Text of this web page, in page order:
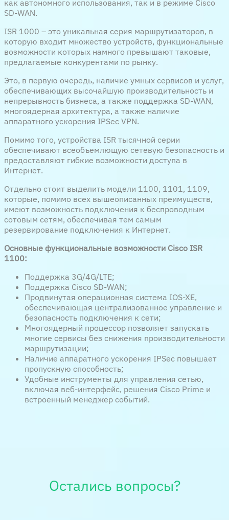
как автономного использования, так и в режиме Cisco
SD-WAN.
ISR 1000 – это уникальная серия маршрутизаторов, в
которую входит множество устройств, функциональные
возможности которых намного превышают таковые,
предлагаемые конкурентами по рынку.
Это, в первую очередь, наличие умных сервисов и услуг,
обеспечивающих высочайшую производительность и
непрерывность бизнеса, а также поддержка SD-WAN,
многоядерная архитектура, а также наличие
аппаратного ускорения IPSec VPN.
Помимо того, устройства ISR тысячной серии
обеспечивают всеобъемлющую сетевую безопасность и
предоставляют гибкие возможности доступа в
Интернет.
Отдельно стоит выделить модели 1100, 1101, 1109,
которые, помимо всех вышеописанных преимуществ,
имеют возможность подключения к беспроводным
сотовым сетям, обеспечивая тем самым
резервирование подключения к Интернет.
Основные функциональные возможности Cisco ISR
1100:
Поддержка 3G/4G/LTE;
Поддержка Cisco SD-WAN;
Продвинутая операционная система IOS-XE,
обеспечивающая централизованное управление и
безопасность подключения к сети;
Многоядерный процессор позволяет запускать
многие сервисы без снижения производительности
маршрутизации;
Наличие аппаратного ускорения IPSec повышает
пропускную способность;
Удобные инструменты для управления сетью,
включая веб-интерфейс, решения Cisco Prime и
встроенный менеджер событий.
Остались вопросы?